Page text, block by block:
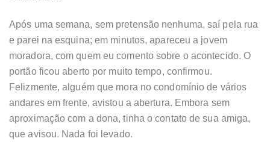
Após uma semana, sem pretensão nenhuma, saí pela rua
e parei na esquina; em minutos, apareceu a jovem
moradora, com quem eu comento sobre o acontecido. O
portão ficou aberto por muito tempo, confirmou.
Felizmente, alguém que mora no condomínio de vários
andares em frente, avistou a abertura. Embora sem
aproximação com a dona, tinha o contato de sua amiga,
que avisou. Nada foi levado.